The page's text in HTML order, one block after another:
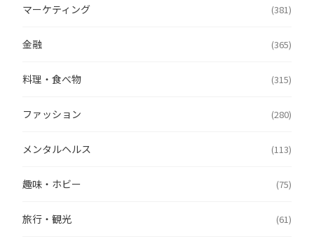
マーケティング (381)
金融 (365)
料理・食べ物 (315)
ファッション (280)
メンタルヘルス (113)
趣味・ホビー (75)
旅行・観光 (61)